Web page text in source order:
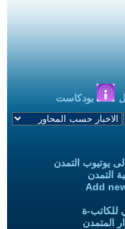
بودكاست
يوتيوب التمدن
التمدن
Add
للكاتب-ة
المتمدن